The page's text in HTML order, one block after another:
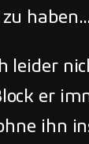
haben…
leider
er
ihn